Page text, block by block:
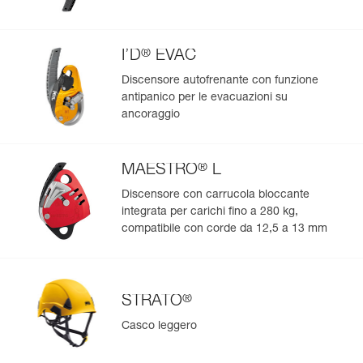
Colore(i) : nero
Girocoscia : 47-62 cm
Peso : 915 g
Garanzia : 3 anni
Confezione : 1
Taglia : 2
Girovita : 83-120 cm
Girocoscia : 50-65 cm
Peso : 945 g
Garanzia : 3 anni
I’D® EVAC
Discensore autofrenante con funzione
antipanico per le evacuazioni su
ancoraggio
MAESTRO® L
Discensore con carrucola bloccante
integrata per carichi fino a 280 kg,
compatibile con corde da 12,5 a 13 mm
STRATO®
Casco leggero